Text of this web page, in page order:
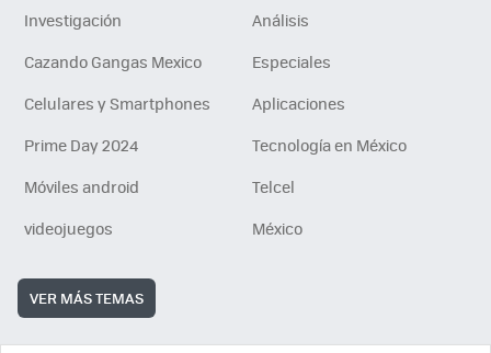
Investigación
Análisis
Cazando Gangas Mexico
Especiales
Celulares y Smartphones
Aplicaciones
Prime Day 2024
Tecnología en México
Móviles android
Telcel
videojuegos
México
VER MÁS TEMAS